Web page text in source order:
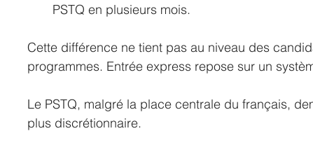
PSTQ en plusieurs mois.
Cette différence ne tient pas au niveau des
programmes. Entrée express repose sur un
Le PSTQ, malgré la place centrale du français,
plus discrétionnaire.